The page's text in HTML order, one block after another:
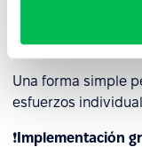
como la
cumplimiento.
Una forma simple
esfuerzos
❗ Implementación